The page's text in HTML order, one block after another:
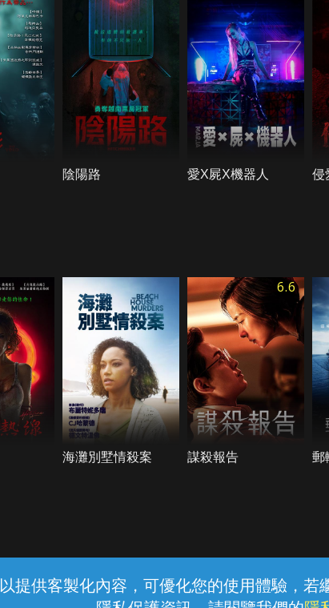
提供客製化內容，可優化您的使用體驗，
陰陽路 愛X屍X機器人 侵
海灘別墅情殺案
6.6
謀殺報告 郵
線上客服 服